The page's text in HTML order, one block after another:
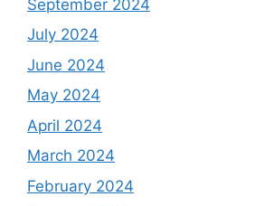
September 2024
July 2024
June 2024
May 2024
April 2024
March 2024
February 2024